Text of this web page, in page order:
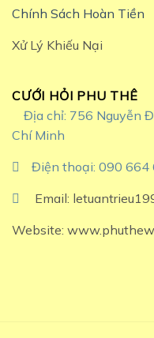
Chính Sách Hoàn Tiền
Xử Lý Khiếu Nại
CƯỚI HỎI PHU THÊ
Địa chỉ: 756 Nguyễn
Chí Minh
Điện thoại: 090 664
Email:
Website: